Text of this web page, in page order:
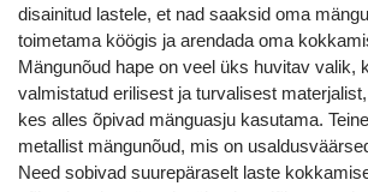
disainitud lastele, et nad saaksid oma
toimetama köögis ja arendada oma
Mängunõud hape on veel üks huvitav valik,
valmistatud erilisest ja turvalisest
kes alles õpivad mänguasju kasutama.
metallist mängunõud, mis on
Need sobivad suurepäraselt laste